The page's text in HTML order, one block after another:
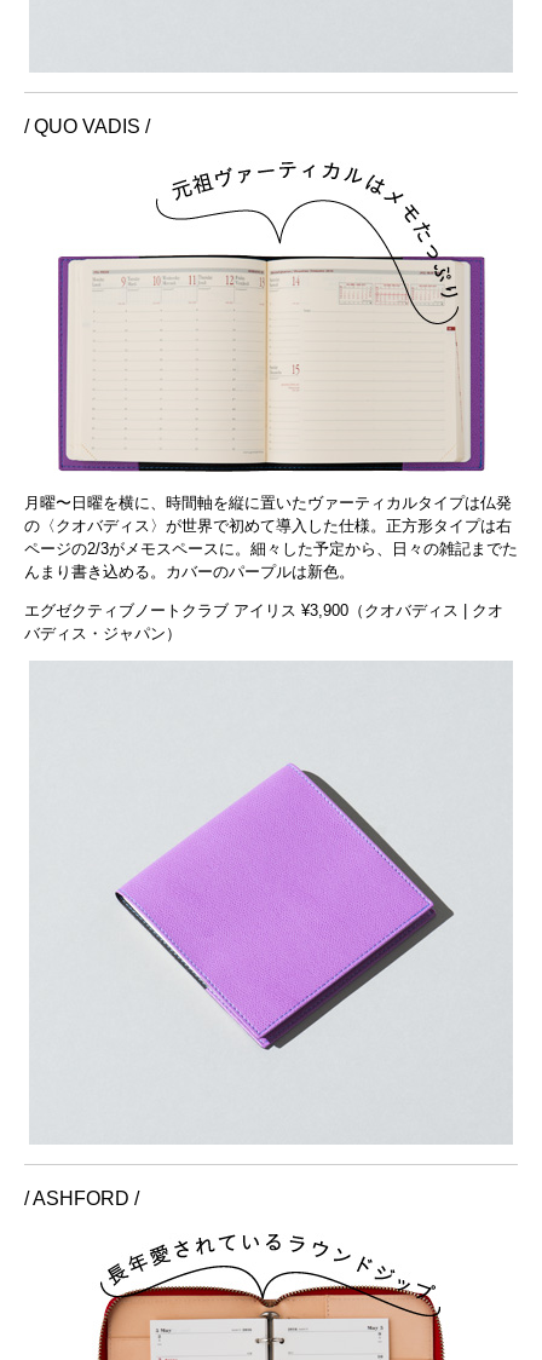
/ QUO VADIS /
月曜〜日曜を横に、時間軸を縦に置いたヴァーティカルタイプは仏発
の〈クオバディス〉が世界で初めて導入した仕様。正方形タイプは右
ページの2/3がメモスペースに。細々した予定から、日々の雑記までた
んまり書き込める。カバーのパープルは新色。
エグゼクティブノートクラブ アイリス ¥3,900（クオバディス | クオ
バディス・ジャパン）
/ ASHFORD /